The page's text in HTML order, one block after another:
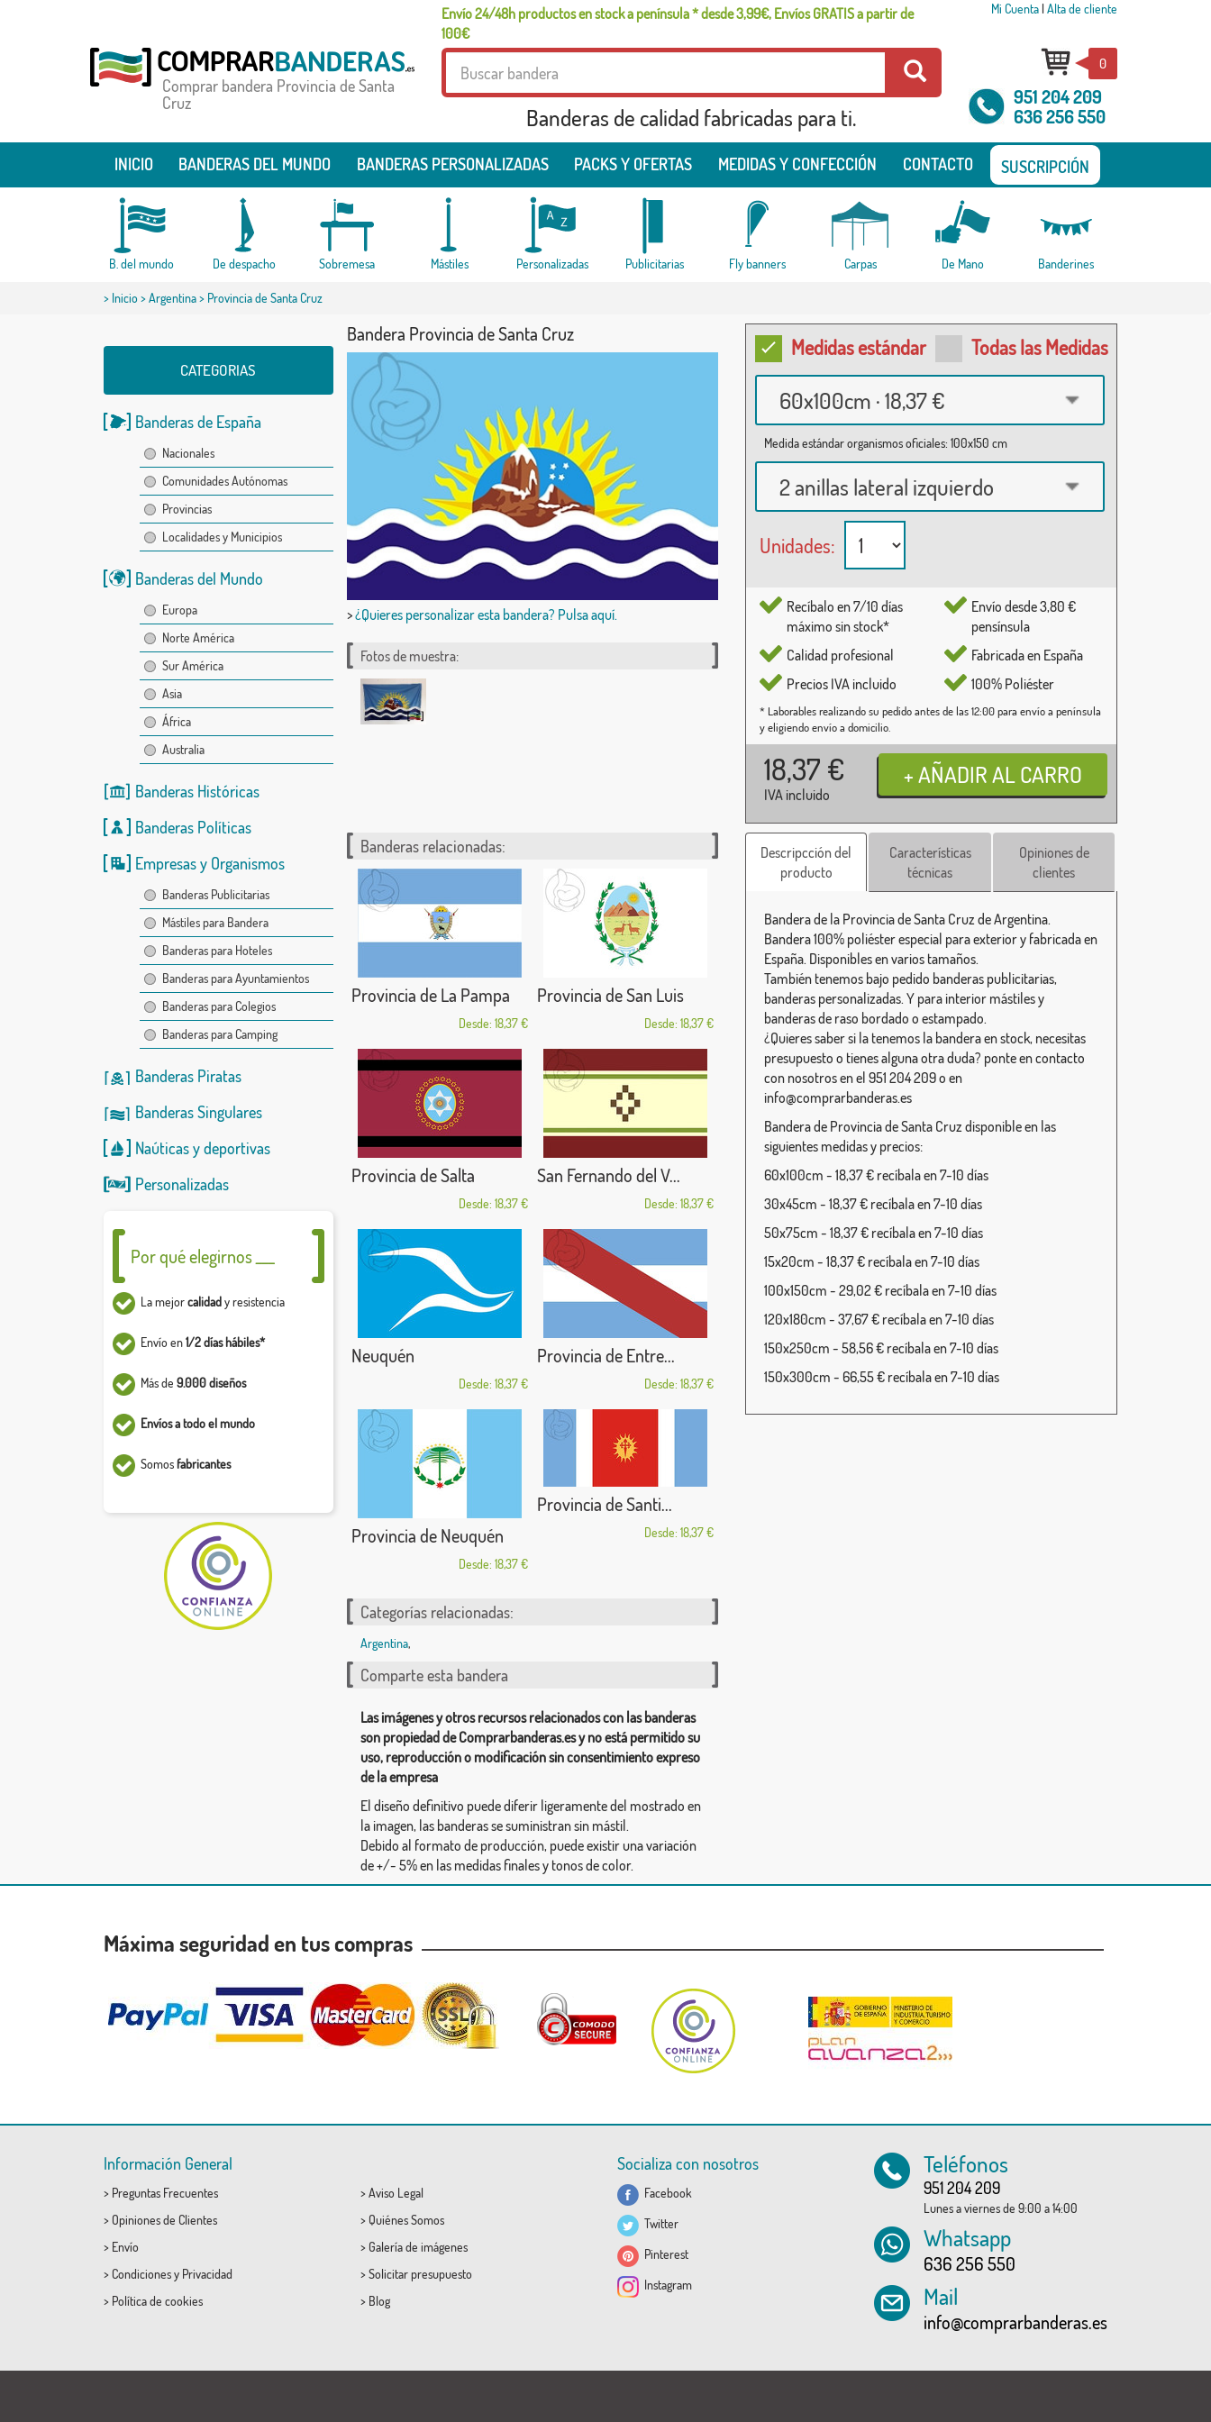
Envío 24/48h productos en stock a península * desde 3,99€, Envíos GRATIS a partir de
100€
Mi Cuenta| Alta de cliente
Comprar bandera Provincia de Santa
Cruz
Banderas de calidad fabricadas para ti.
0
951 204 209
636 256 550
INICIO BANDERAS DEL MUNDO BANDERAS PERSONALIZADAS PACKS Y OFERTAS MEDIDAS Y CONFECCIÓN CONTACTO SUSCRIPCIÓN
B. del mundo De despacho Sobremesa Mástiles Personalizadas Publicitarias Fly banners Carpas De Mano Banderines
> Inicio>Argentina> Provincia de Santa Cruz
CATEGORIAS
Banderas de España
Nacionales
Comunidades Autónomas
Provincias
Localidades y Municipios
Banderas del Mundo
Europa
Norte América
Sur América
Asia
África
Australia
Banderas Históricas
Banderas Políticas
Empresas y Organismos
Banderas Publicitarias
Mástiles para Bandera
Banderas para Hoteles
Banderas para Ayuntamientos
Banderas para Colegios
Banderas para Camping
Banderas Piratas
Banderas Singulares
Naúticasydeportivas
Personalizadas
Por qué elegirnos ___
La mejorcalidady resistencia
Envío en1/2 días hábiles*
Más de 9.000 diseños
Envíos a todo el mundo
Somosfabricantes
Bandera Provincia de Santa Cruz
>¿Quieres personalizar esta bandera? Pulsa aquí.
Fotos de muestra:
Medidas estándar Todas las Medidas
60x100cm · 18,37 €
Medida estándar organismos oficiales: 100x150 cm
2 anillas lateral izquierdo
Unidades:
Recíbalo en 7/10 días
máximo sin stock*
Calidad profesional
Precios IVA incluido
Envío desde 3,80 €
pensínsula
Fabricada en España
100% Poliéster
* Laborables realizando su pedido antes de las 12:00 para envío a península
y eligiendo envío a domicilio.
18,37 €
IVA incluido
Banderas relacionadas:
Provincia de La Pampa
Desde: 18,37 €
Provincia de San Luis
Desde: 18,37 €
Provincia de Salta
Desde: 18,37 €
San Fernando del V...
Desde: 18,37 €
Neuquén
Desde: 18,37 €
Provincia de Entre...
Desde: 18,37 €
Provincia de Neuquén
Desde: 18,37 €
Provincia de Santi...
Desde: 18,37 €
Categorías relacionadas:
Argentina,
Comparte esta bandera
Las imágenes y otros recursos relacionados con las banderas
son propiedad de Comprarbanderas.es y no está permitido su
uso, reproducción o modificación sin consentimiento expreso
de la empresa
El diseño definitivo puede diferir ligeramente del mostrado en
la imagen, las banderas se suministran sin mástil.
Debido al formato de producción, puede existir una variación
de +/- 5% en las medidas finales y tonos de color.
Descripcción del
producto
Características
técnicas
Opiniones de
clientes
Bandera de la Provincia de Santa Cruz de Argentina.
Bandera 100% poliéster especial para exterior y fabricada en
España. Disponibles en varios tamaños.
También tenemos bajo pedido banderas publicitarias,
banderas personalizadas. Y para interior mástiles y
banderas de raso bordado o estampado.
¿Quieres saber si la tenemos la bandera en stock, necesitas
presupuesto o tienes alguna otra duda? ponte en contacto
con nosotros en el 951 204 209 o en
info@comprarbanderas.es
Bandera de Provincia de Santa Cruz disponible en las
siguientes medidas y precios:
60x100cm - 18,37 € recíbala en 7-10 días
30x45cm - 18,37 € recíbala en 7-10 días
50x75cm - 18,37 € recíbala en 7-10 días
15x20cm - 18,37 € recíbala en 7-10 días
100x150cm - 29,02 € recíbala en 7-10 días
120x180cm - 37,67 € recíbala en 7-10 días
150x250cm - 58,56 € recíbala en 7-10 días
150x300cm - 66,55 € recíbala en 7-10 días
Máxima seguridad en tus compras
Información General
> Preguntas Frecuentes
> Opiniones de Clientes
> Envío
> Condicionesy Privacidad
> Política de cookies
> Aviso Legal
> Quiénes Somos
> Galería de imágenes
> Solicitar presupuesto
> Blog
Socializa con nosotros
Facebook
Twitter
Pinterest
Instagram
Teléfonos
951 204 209
Lunes a viernes de 9:00 a 14:00
Whatsapp
636 256 550
Mail
info@comprarbanderas.es